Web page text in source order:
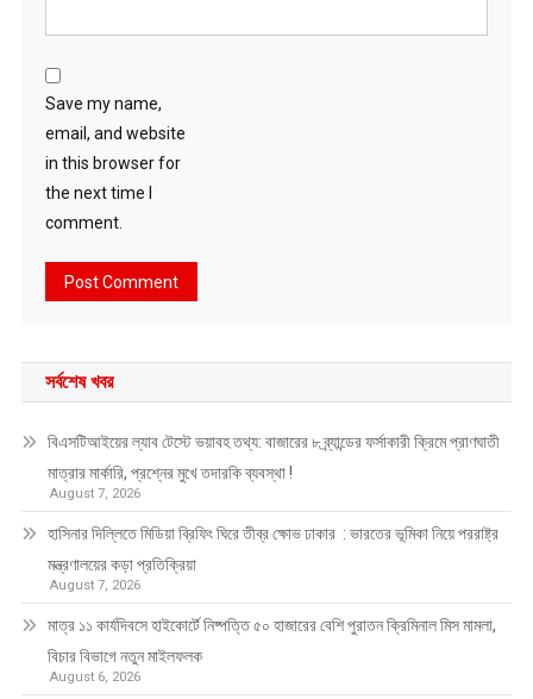
Save my name,
email, and website
in this browser for
the next time I
comment.
সর্বশেষ খবর
বিএসটিআইয়ের ল্যাব টেস্টে ভয়াবহ তথ্য: বাজারের ৮ ব্র্যান্ডের ফর্সাকারী ক্রিমে প্রাণঘাতী
মাত্রার মার্কারি, প্রশ্নের মুখে তদারকি ব্যবস্থা !
August 7, 2026
হাসিনার দিল্লিতে মিডিয়া ব্রিফিং ঘিরে তীব্র ক্ষোভ ঢাকার : ভারতের ভূমিকা নিয়ে পররাষ্ট্র
মন্ত্রণালয়ের কড়া প্রতিক্রিয়া
August 7, 2026
মাত্র ১১ কার্যদিবসে হাইকোর্টে নিষ্পত্তি ৫০ হাজারের বেশি পুরাতন ক্রিমিনাল মিস মামলা,
বিচার বিভাগে নতুন মাইলফলক
August 6, 2026